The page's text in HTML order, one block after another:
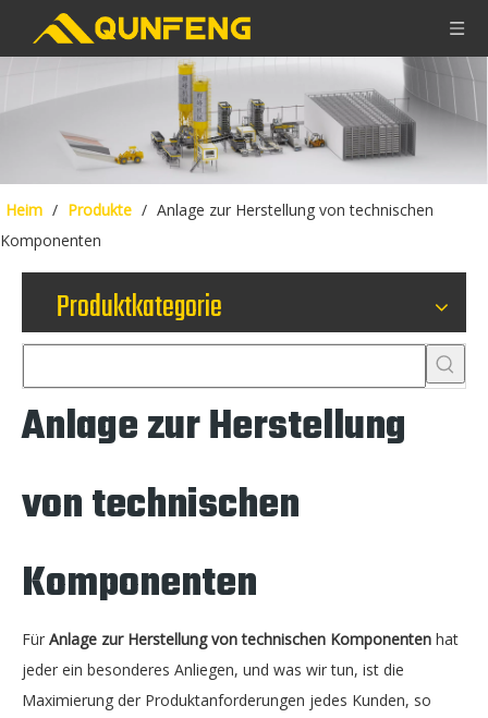
Heim / Produkte / Anlage zur Herstellung von technischen
Komponenten
Produktkategorie
Anlage zur Herstellung
von technischen
Komponenten
Für Anlage zur Herstellung von technischen Komponenten hat
jeder ein besonderes Anliegen, und was wir tun, ist die
Maximierung der Produktanforderungen jedes Kunden, so